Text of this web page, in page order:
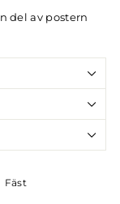
del av postern
Fäst